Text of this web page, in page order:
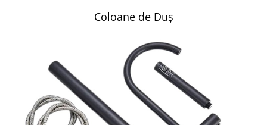
Coloane de Duș